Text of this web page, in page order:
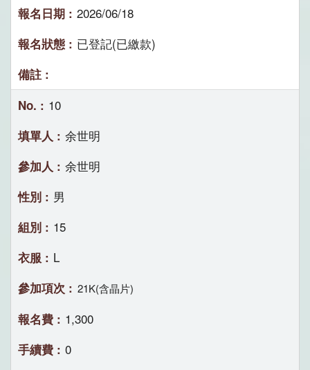
2026/06/18
已登記(已繳款)
10
余世明
余世明
男
15
L
21K(含晶片)
1,300
0